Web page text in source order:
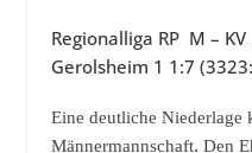
Regionalliga RP M –
Gerolsheim 1 1:7
Eine deutliche Niederlage
Männermannschaft. Den